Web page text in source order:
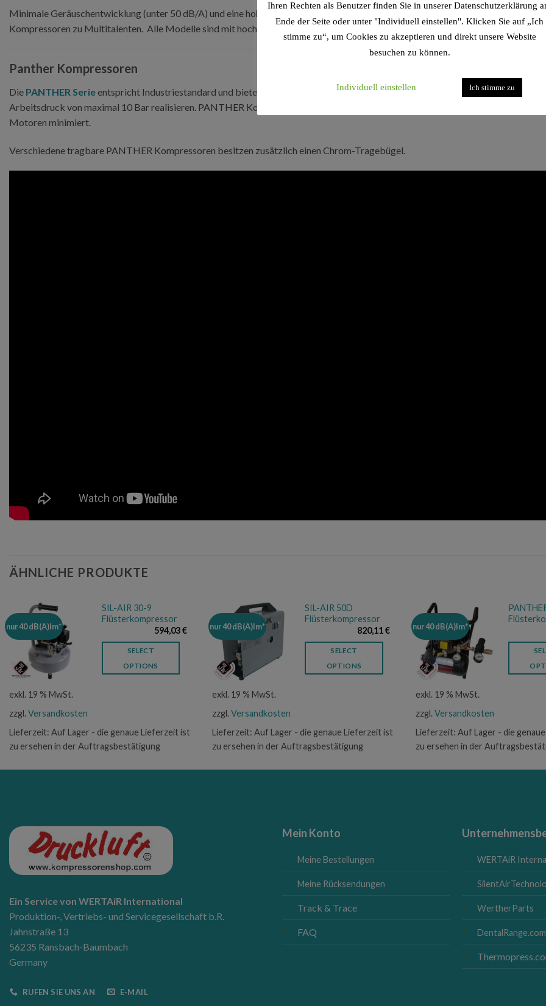
Minimale Geräuschentwicklung (unter 50 dB/A) und eine hohe Flexibilität vereinen sich in unseren Flüstermodellen. Auch das
Kompressoren zu Multitalenten. Alle Modelle sind mit hochwertigen Filterdruckminderer ausgestattet und haben eine
Panther Kompressoren
Die PANTHER Serieentspricht Industriestandard und bietet neben hochwertigen Armaturen, eine zusätzliche
Arbeitsdruck von maximal 10 Bar realisieren. PANTHER Kompressoren sind in der Regel schwarz beschichtet und die Motoren
Motoren minimiert.
Verschiedene tragbare PANTHER Kompressoren besitzen zusätzlich einen Chrom-Tragebügel.
ÄHNLICHE PRODUKTE
nur 40 dB(A)Im*
SIL-AIR 30-9
Flüsterkompressor
594,03€
SELECT
OPTIONS
exkl. 19 % MwSt.
zzgl. Versandkosten
Lieferzeit: Auf Lager - die genaue Lieferzeit ist
zu ersehen in der Auftragsbestätigung
nur 40 dB(A)Im*
SIL-AIR 50D
Flüsterkompressor
820,11€
SELECT
OPTIONS
exkl. 19 % MwSt.
zzgl.Versandkosten
Lieferzeit:Auf Lager - die genaue Lieferzeit ist
zu ersehen in der Auftragsbestätigung
nur 40 dB(A)Im*
exkl. 19 % MwSt.
zzgl. Versandkosten
Lieferzeit: Auf Lager - die
zu ersehen in der
Ein Service von WERTAiR International
Produktion-, Vertriebs- und Servicegesellschaft b.R.
Jahnstraße 13
56235 Ransbach-Baumbach
Germany
RUFEN SIE UNS AN E-MAIL
Mein Konto
Meine Bestellungen
Meine Rücksendungen
Track & Trace
FAQ
WERTAiR
WertherParts
DentalRange.com
Ihren Rechten als Benutzer finden Sie in unserer Datenschutzerklärung
Ende der Seite oder unter "Individuell einstellen". Klicken Sie auf „Ich
stimme zu“, um Cookies zu akzeptieren und direkt unsere Website
besuchen zu können.
Individuell einstellen Ich stimme zu